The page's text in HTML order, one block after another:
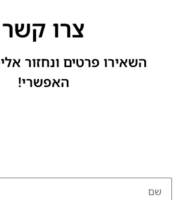
צרו קשר
השאירו פרטים ונחזור
האפשרי!